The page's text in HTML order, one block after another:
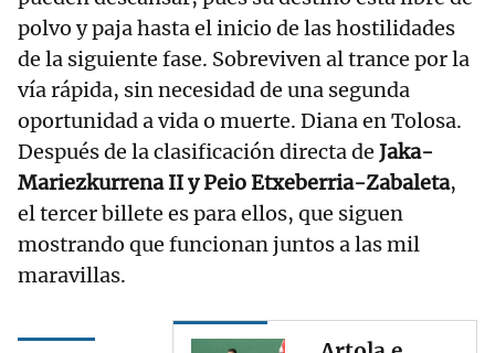
polvo y paja hasta el inicio de las hostilidades
de la siguiente fase. Sobreviven al trance por la
vía rápida, sin necesidad de una segunda
oportunidad a vida o muerte. Diana en Tolosa.
Después de la clasificación directa de Jaka-
Mariezkurrena II y Peio Etxeberria-Zabaleta,
el tercer billete es para ellos, que siguen
mostrando que funcionan juntos a las mil
maravillas.